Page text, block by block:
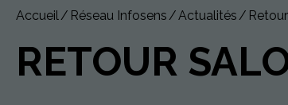
Accueil Réseau Infosens Actualités
RETOUR